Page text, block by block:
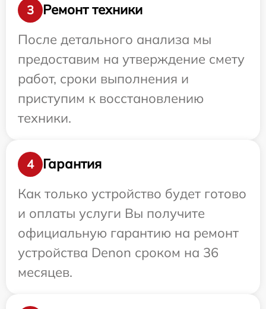
3
Ремонт техники
После детального анализа мы
предоставим на утверждение смету
работ, сроки выполнения и
приступим к восстановлению
техники.
4
Гарантия
Как только устройство будет готово
и оплаты услуги Вы получите
официальную гарантию на ремонт
устройства Denon сроком на 36
месяцев.